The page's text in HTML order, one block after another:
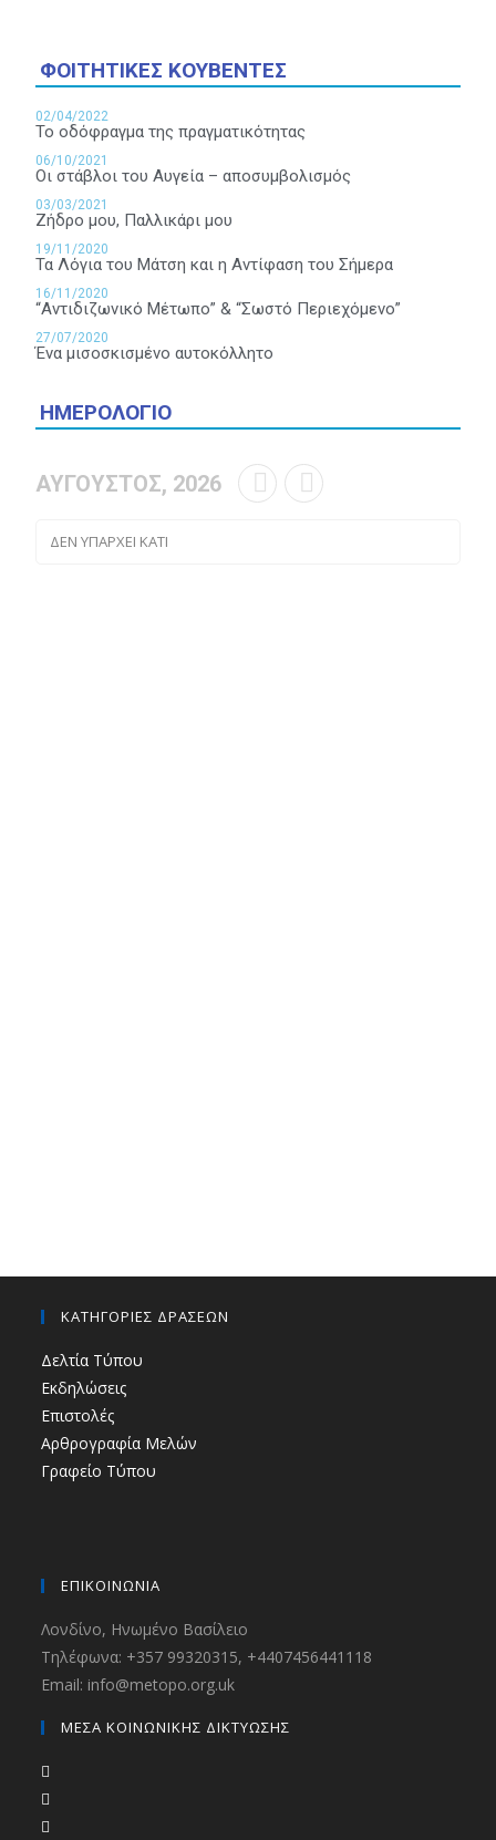
ΦΟΙΤΗΤΙΚΕΣ ΚΟΥΒΕΝΤΕΣ
02/04/2022
Το οδόφραγμα της πραγματικότητας
06/10/2021
Οι στάβλοι του Αυγεία – αποσυμβολισμός
03/03/2021
Ζήδρο μου, Παλλικάρι μου
19/11/2020
Τα Λόγια του Μάτση και η Αντίφαση του Σήμερα
16/11/2020
“Αντιδιζωνικό Μέτωπο” & “Σωστό Περιεχόμενο”
27/07/2020
Ένα μισοσκισμένο αυτοκόλλητο
ΗΜΕΡΟΛΟΓΙΟ
ΑΥΓΟΥΣΤΟΣ, 2026
ΔΕΝ ΥΠΑΡΧΕΙ ΚΑΤΙ
ΚΑΤΗΓΟΡΙΕΣ ΔΡΑΣΕΩΝ
Δελτία Τύπου
Εκδηλώσεις
Επιστολές
Αρθρογραφία Μελών
Γραφείο Τύπου
ΕΠΙΚΟΙΝΩΝΙΑ
Λονδίνο, Ηνωμένο Βασίλειο
Τηλέφωνα: +357 99320315, +4407456441118
Email: info@metopo.org.uk
ΜΕΣΑ ΚΟΙΝΩΝΙΚΗΣ ΔΙΚΤΥΩΣΗΣ